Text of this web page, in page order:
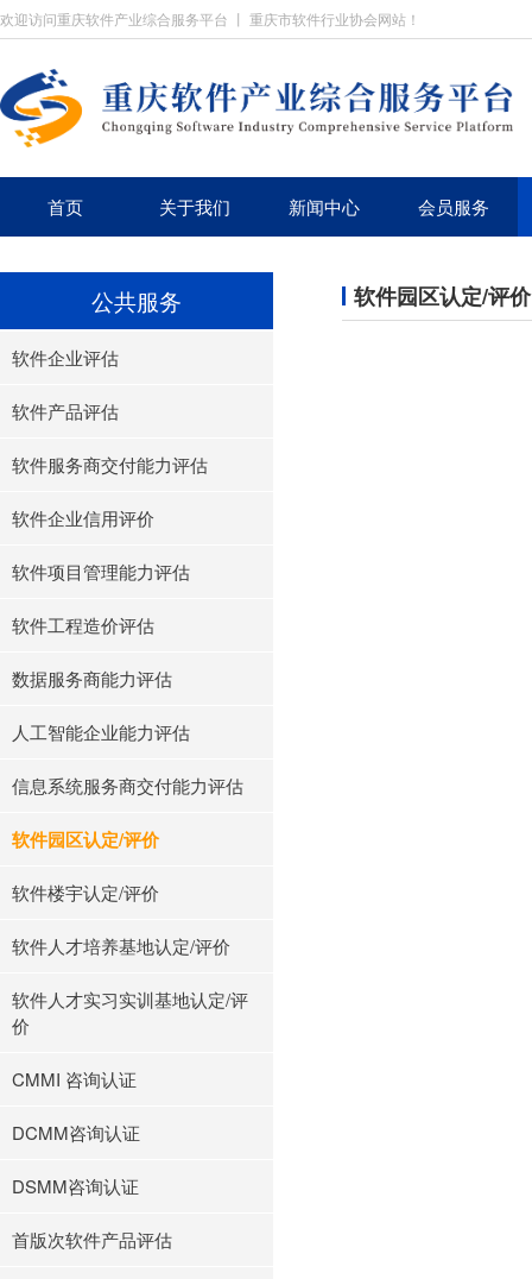
欢迎访问重庆软件产业综合服务平台 丨 重庆市软件行业协会网站！
首页 关于我们 新闻中心 会员服务
公共服务
软件企业评估
软件产品评估
软件服务商交付能力评估
软件企业信用评价
软件项目管理能力评估
软件工程造价评估
数据服务商能力评估
人工智能企业能力评估
信息系统服务商交付能力评估
软件园区认定/评价
软件楼宇认定/评价
软件人才培养基地认定/评价
软件人才实习实训基地认定/评
价
CMMI 咨询认证
DCMM咨询认证
DSMM咨询认证
首版次软件产品评估
软件园区认定/评价